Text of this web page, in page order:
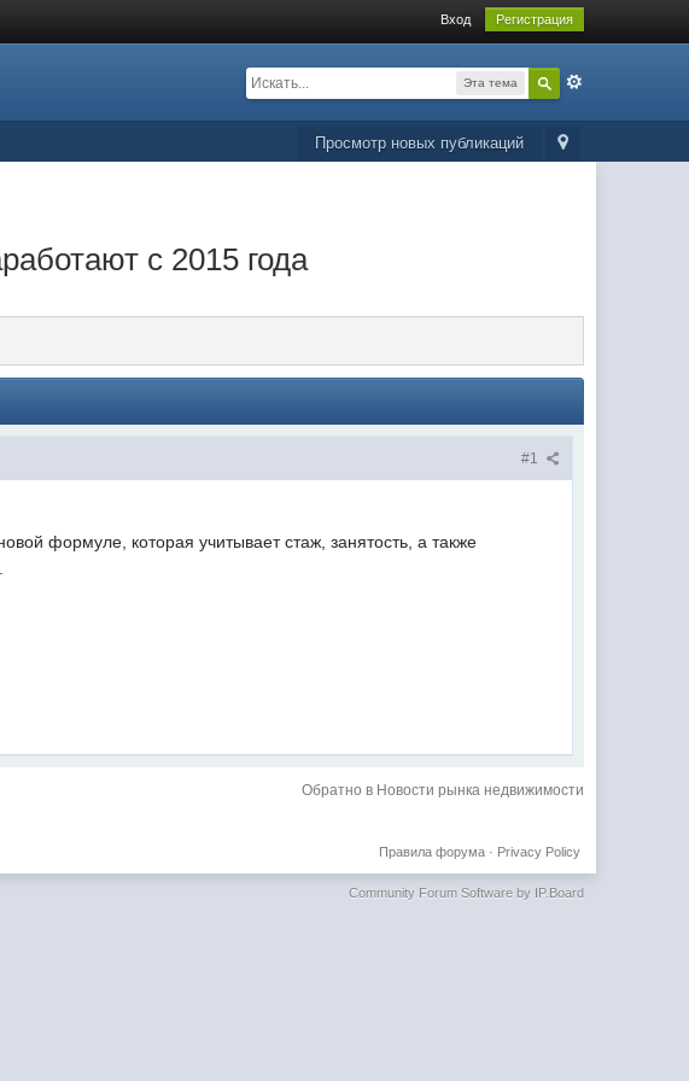
Вход Регистрация
Эта тема
Просмотр новых публикаций
с 2015 года
#1
формуле, которая учитывает стаж, занятость, а также
Обратно в Новости рынка недвижимости
Privacy Policy
Правила форума·
Community Forum Software by IP.Board